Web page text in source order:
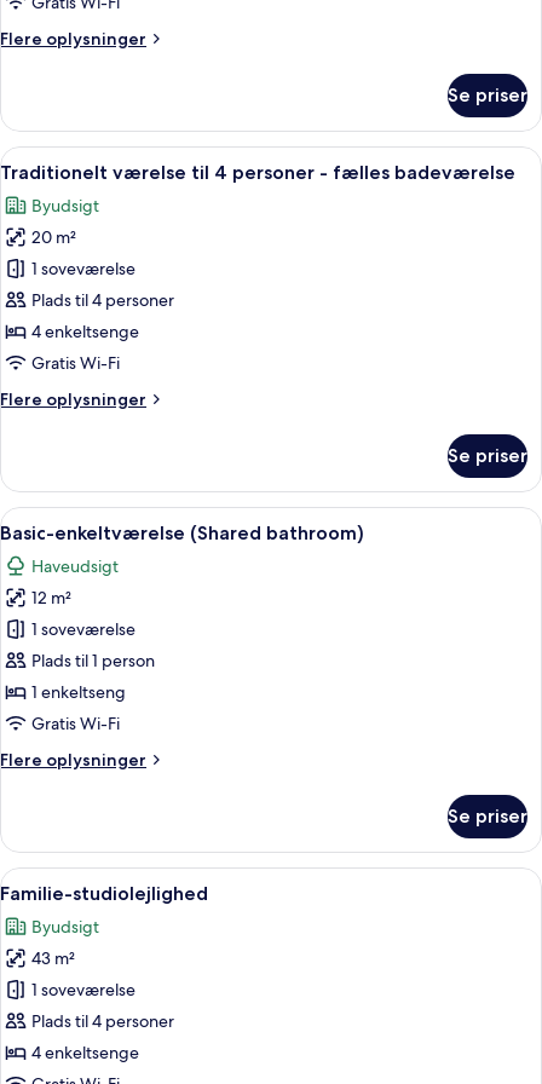
Flere oplysninger
Flere
dobbeltværelse
Se priser
Indlæs
alle
billeder
af
Traditionelt
værelse
til
4
-
Et lille, godt oplyst rum med
18
Traditionelt værelse til 4 personer - fælles badeværelse
Byudsigt
20 m²
1 soveværelse
Plads til 4 personer
4 enkeltsenge
Gratis Wi-Fi
Flere oplysninger
Flere
værelse
til
4
personer
fælles
badeværelse
Se priser
Indlæs
alle
billeder
af
Basic-
enkeltværelse
(Shared
bathroom)
Et dobbeltværelse med to senge, et
15
Basic-enkeltværelse (Shared bathroom)
Haveudsigt
12 m²
1 soveværelse
Plads til 1 person
1 enkeltseng
Gratis Wi-Fi
Flere oplysninger
Flere
enkeltværelse
(Shared
bathroom)
Se priser
Indlæs
alle
billeder
af
Familie-
studiolejlighed
Et moderne hotelværelse med
11
Familie-studiolejlighed
Byudsigt
43 m²
1 soveværelse
Plads til 4 personer
4 enkeltsenge